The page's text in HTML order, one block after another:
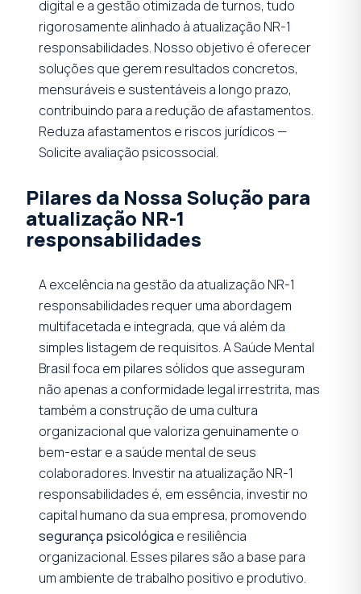
digital e a gestão otimizada de turnos, tudo
rigorosamente alinhado à atualização NR-1
responsabilidades. Nosso objetivo é oferecer
soluções que gerem resultados concretos,
mensuráveis e sustentáveis a longo prazo,
contribuindo para a redução de afastamentos.
Reduza afastamentos e riscos jurídicos —
Solicite avaliação psicossocial.
Pilares da Nossa Solução para
atualização NR-1
responsabilidades
A excelência na gestão da atualização NR-1
responsabilidades requer uma abordagem
multifacetada e integrada, que vá além da
simples listagem de requisitos. A Saúde Mental
Brasil foca em pilares sólidos que asseguram
não apenas a conformidade legal irrestrita, mas
também a construção de uma cultura
organizacional que valoriza genuinamente o
bem-estar e a saúde mental de seus
colaboradores. Investir na atualização NR-1
responsabilidades é, em essência, investir no
capital humano da sua empresa, promovendo
segurança psicológica e resiliência
organizacional. Esses pilares são a base para
um ambiente de trabalho positivo e produtivo.